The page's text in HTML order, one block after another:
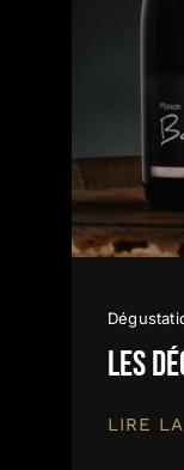
Les
LIRE